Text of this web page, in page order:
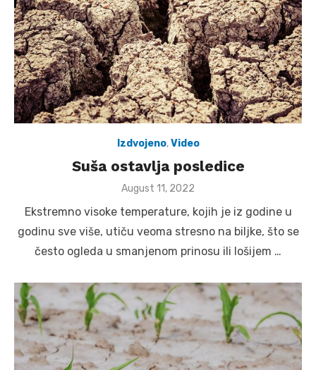
Izdvojeno,Video
Suša ostavlja posledice
Posted
August 11, 2022
Ekstremno visoke temperature, kojih je iz godine u
godinu sve više, utiču veoma stresno na biljke, što se
često ogleda u smanjenom prinosu ili lošijem …